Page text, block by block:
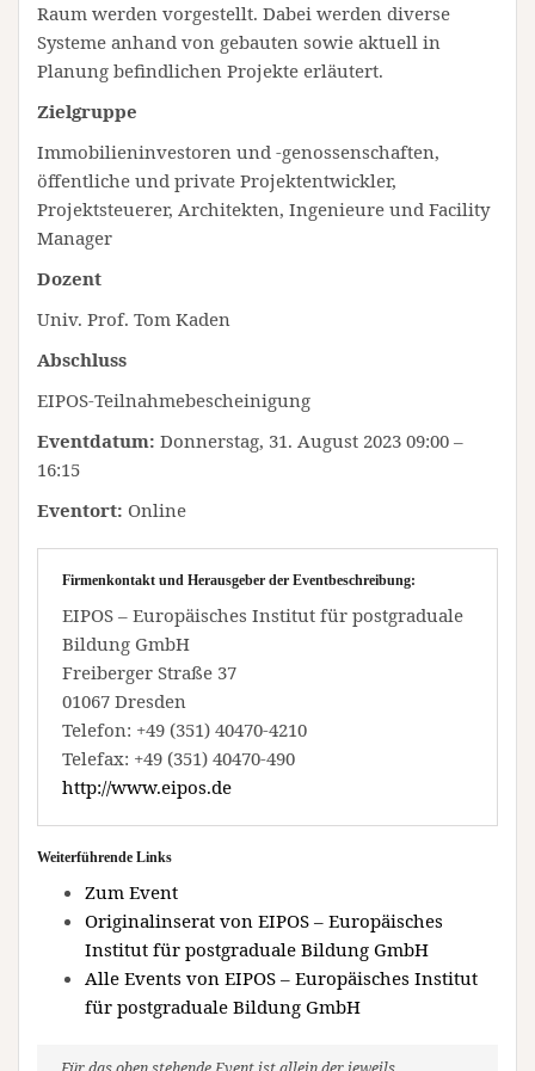
Raum werden vorgestellt. Dabei werden diverse
Systeme anhand von gebauten sowie aktuell in
Planung befindlichen Projekte erläutert.
Zielgruppe
Immobilieninvestoren und -genossenschaften,
öffentliche und private Projektentwickler,
Projektsteuerer, Architekten, Ingenieure und Facility
Manager
Dozent
Univ. Prof. Tom Kaden
Abschluss
EIPOS-Teilnahmebescheinigung
Eventdatum: Donnerstag, 31. August 2023 09:00 –
16:15
Eventort: Online
Firmenkontakt und Herausgeber der Eventbeschreibung:
EIPOS – Europäisches Institut für postgraduale
Bildung GmbH
Freiberger Straße 37
01067 Dresden
Telefon: +49 (351) 40470-4210
Telefax: +49 (351) 40470-490
http://www.eipos.de
Weiterführende Links
Zum Event
Originalinserat von EIPOS – Europäisches
Institut für postgraduale Bildung GmbH
Alle Events von EIPOS – Europäisches Institut
für postgraduale Bildung GmbH